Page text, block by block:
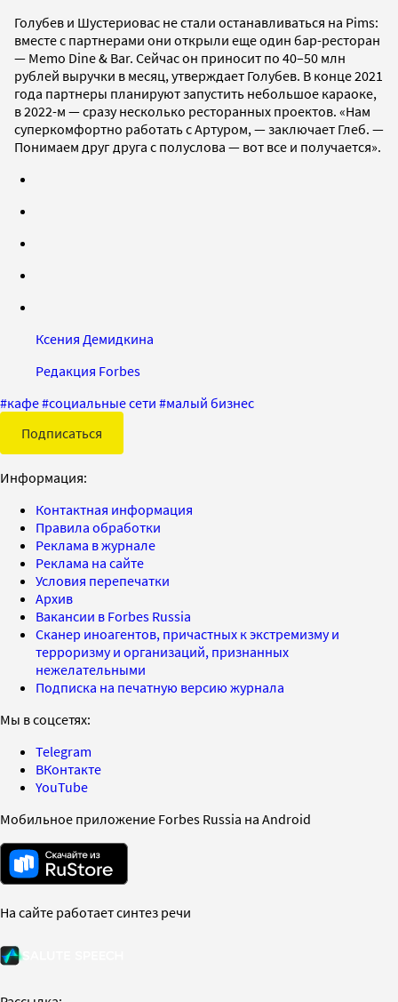
Голубев и Шустериовас не стали останавливаться на Pims:
вместе с партнерами они открыли еще один бар-ресторан
— Memo Dine & Bar. Сейчас он приносит по 40–50 млн
рублей выручки в месяц, утверждает Голубев. В конце 2021
года партнеры планируют запустить небольшое караоке,
в 2022-м — сразу несколько ресторанных проектов. «Нам
суперкомфортно работать с Артуром, — заключает Глеб. —
Понимаем друг друга с полуслова — вот все и получается».
Ксения Демидкина
Редакция Forbes
#кафе#социальные сети #малый бизнес
Подписаться
Информация:
Контактная информация
Правила обработки
Реклама в журнале
Реклама на сайте
Условия перепечатки
Архив
Вакансии в Forbes Russia
Сканер иноагентов, причастных к экстремизму и
терроризму и организаций, признанных
нежелательными
Подписка на печатную версию журнала
Мы в соцсетях:
Telegram
ВКонтакте
YouTube
Мобильное приложение Forbes Russia на Android
На сайте работает синтез речи